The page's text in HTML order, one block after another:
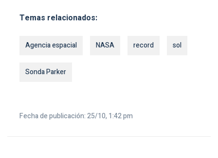
Temas relacionados:
Agencia espacial NASA record sol
Sonda Parker
Fecha de publicación: 25/10, 1:42 pm